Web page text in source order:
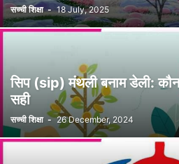
सच्ची शिक्षा - 18 July, 2025
सिप (sip) मंथली बनाम डेली:
सही
सच्ची शिक्षा - 26 December, 2024